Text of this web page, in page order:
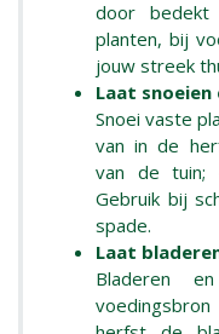
door bedekt
planten, bij
jouw streek
Laat
Snoei vaste
van in de
van de tuin;
Gebruik bij
spade.
Laat
Bladeren